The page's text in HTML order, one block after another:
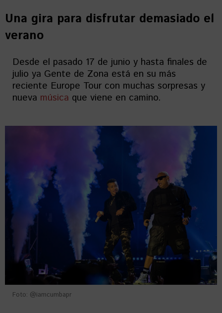
Una gira para disfrutar demasiado el
verano
Desde el pasado 17 de junio y hasta finales de
julio ya Gente de Zona está en su más
reciente Europe Tour con muchas sorpresas y
nueva música que viene en camino.
Foto: @iamcumbapr